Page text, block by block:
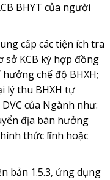
BHYT của người
cấp các tiện ích tra
sở KCB ký hợp đồng
hưởng chế độ BHXH;
lý thu BHXH tự
của Ngành như:
địa bàn hưởng
thức lĩnh hoặc
bản 1.5.3, ứng dụng